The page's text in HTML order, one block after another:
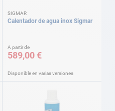
SIGMAR
Calentador de agua inox Sigmar
A partir de
589,00 €
Disponible en varias versiones